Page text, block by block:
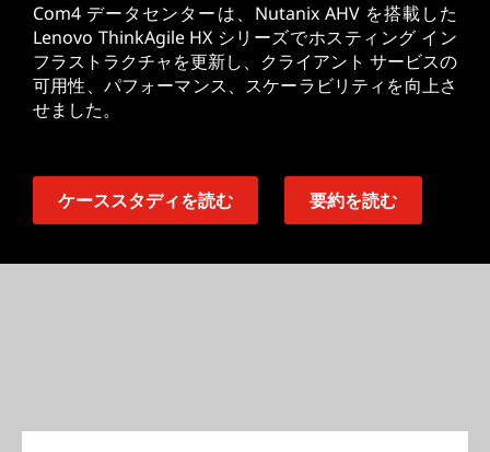
Com4 データセンターは、Nutanix AHV を搭載した
Lenovo ThinkAgile HX シリーズでホスティング イン
フラストラクチャを更新し、クライアント サービスの
可用性、パフォーマンス、スケーラビリティを向上さ
せました。
ケーススタディを読む 要約を読む